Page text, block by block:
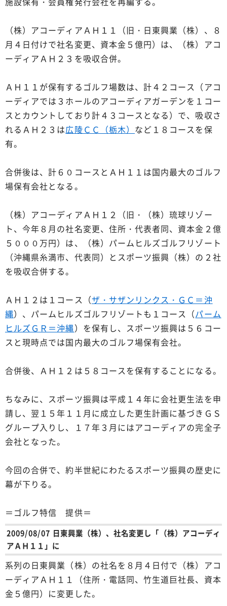
（株）アコーディアＡＨ１１（旧・日東興業（株）、８
月４日付けで社名変更、資本金５億円）は、（株）アコ
ーディアＡＨ２３を吸収合併。
ＡＨ１１が保有するゴルフ場数は、計４２コース（アコ
ーディアでは３ホールのアコーディアガーデンを１コー
スとカウントしており計４３コースとなる）で、吸収さ
れるＡＨ２３は広陵ＣＣ（栃木） など１８コースを保
有。
合併後は、計６０コースとＡＨ１１は国内最大のゴルフ
場保有会社となる。
（株）アコーディアＡＨ１２（旧・（株）琉球リゾー
ト、今年８月の社名変更、住所・代表者同、資本金２億
５０００万円）は、（株）パームヒルズゴルフリゾート
（沖縄県糸満市、代表同）とスポーツ振興（株）の２社
を吸収合併する。
ＡＨ１２は１コース（ザ・サザンリンクス・ＧＣ＝沖
縄）、パームヒルズゴルフリゾートも１コース（パーム
ヒルズＧＲ＝沖縄）を保有し、スポーツ振興は５６コー
スと現時点では国内最大のゴルフ場保有会社。
合併後、ＡＨ１２は５８コースを保有することになる。
ちなみに、スポーツ振興は平成１４年に会社更生法を申
請し、翌１５年１１月に成立した更生計画に基づきＧＳ
グループ入りし、１７年３月にはアコーディアの完全子
会社となった。
今回の合併で、約半世紀にわたるスポーツ振興の歴史に
幕が下りる。
＝ゴルフ特信 提供＝
2009/08/07 日東興業（株）、社名変更し「（株）アコーディ
アＡＨ１１」に
系列の日東興業（株）の社名を８月４日付で（株）アコ
ーディアＡＨ１１（住所・電話同、竹生道巨社長、資本
金５億円）に変更した。